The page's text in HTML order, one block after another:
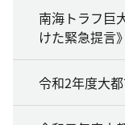
南海トラフ巨
けた緊急提言》
令和2年度大